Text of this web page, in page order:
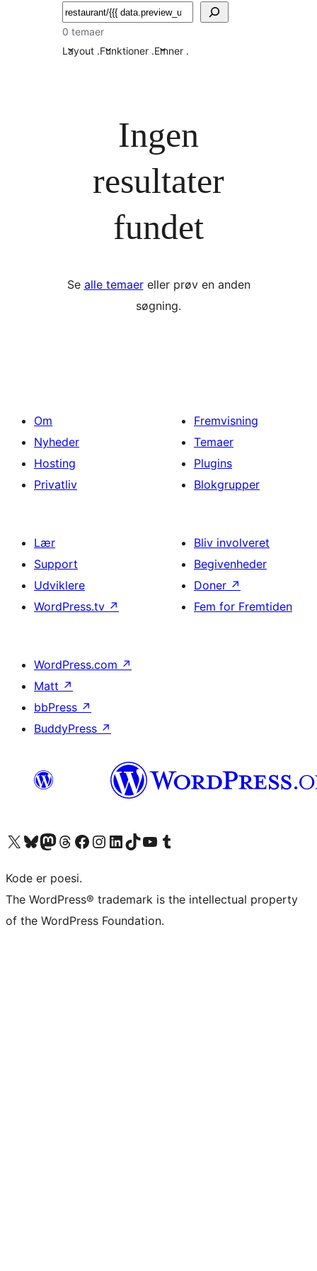
Søg
0 temaer
Layout .Funktioner .Emner .
Ingen
resultater
fundet
Se alle temaereller prøv en anden
søgning.
Om
Nyheder
Hosting
Privatliv
Fremvisning
Temaer
Plugins
Blokgrupper
Lær
Support
Udviklere
WordPress.tv ↗
Bliv involveret
Begivenheder
Doner ↗
Fem for Fremtiden
WordPress.com ↗
Matt ↗
bbPress ↗
BuddyPress ↗
Besøg vores X (tidligere Twitter) konto
Besøg vores Bluesky-konto
Besøg vores Mastodon konto
Besøg vores Threads-konto
Besøg vores Facebook sideBesøg vores Instagram konto
Besøg vores LinkedIn konto
Besøg vores TikTok-konto
Besøg vores YouTube-kanalBesøg vores Tumblr-konto
Kode er poesi.
The WordPress® trademark is the intellectual property
of the WordPress Foundation.